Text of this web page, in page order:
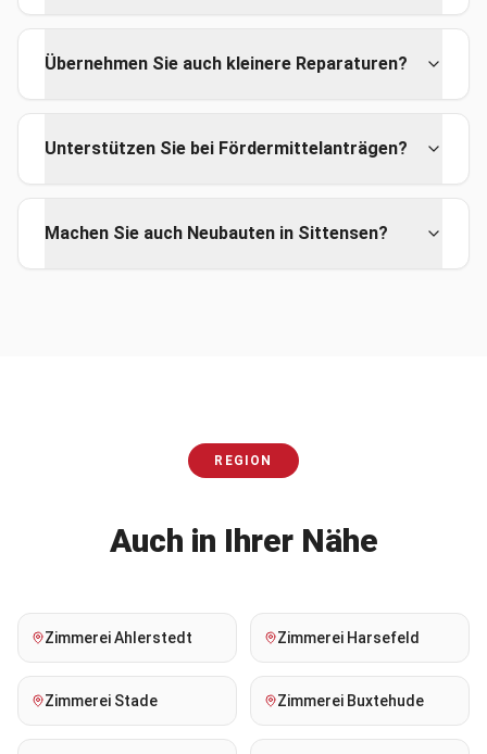
Übernehmen Sie auch kleinere Reparaturen?
Unterstützen Sie bei Fördermittelanträgen?
Machen Sie auch Neubauten in Sittensen?
REGION
Auch in Ihrer Nähe
ZimmereiAhlerstedt Zimmerei Harsefeld
Zimmerei Stade Zimmerei Buxtehude